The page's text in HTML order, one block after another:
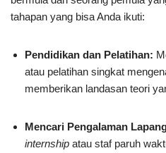
tahapan yang bisa Anda ikuti:
Pendidikan dan Pelatihan:
atau pelatihan singkat
memberikan landasan teori
Mencari Pengalaman
internship atau staf paruh